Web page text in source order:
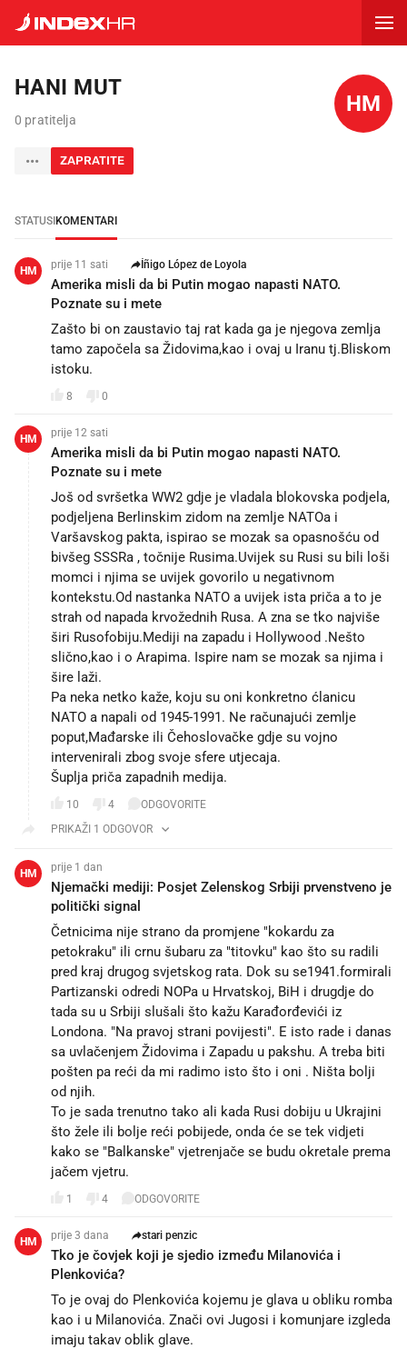
HANI MUT
0 pratitelja
ZAPRATITE
HM
STATUSI KOMENTARI
HM prije 11 sati Íñigo López de Loyola
Amerika misli da bi Putin mogao napasti NATO.
Poznate su i mete
Zašto bi on zaustavio taj rat kada ga je njegova zemlja
tamo započela sa Židovima,kao i ovaj u Iranu tj.Bliskom
istoku.
8 0
HM prije 12 sati
Amerika misli da bi Putin mogao napasti NATO.
Poznate su i mete
Još od svršetka WW2 gdje je vladala blokovska podjela,
podjeljena Berlinskim zidom na zemlje NATOa i
Varšavskog pakta, ispirao se mozak sa opasnošću od
bivšeg SSSRa , točnije Rusima.Uvijek su Rusi su bili loši
momci i njima se uvijek govorilo u negativnom
kontekstu.Od nastanka NATO a uvijek ista priča a to je
strah od napada krvožednih Rusa. A zna se tko najviše
širi Rusofobiju.Mediji na zapadu i Hollywood .Nešto
slično,kao i o Arapima. Ispire nam se mozak sa njima i
šire laži.
Pa neka netko kaže, koju su oni konkretno ćlanicu
NATO a napali od 1945-1991. Ne računajući zemlje
poput,Mađarske ili Čehoslovačke gdje su vojno
intervenirali zbog svoje sfere utjecaja.
Šuplja priča zapadnih medija.
10 4
ODGOVORITE
PRIKAŽI 1 ODGOVOR
HM prije 1 dan
Njemački mediji: Posjet Zelenskog Srbiji prvenstveno je
politički signal
Četnicima nije strano da promjene "kokardu za
petokraku" ili crnu šubaru za "titovku" kao što su radili
pred kraj drugog svjetskog rata. Dok su se1941.formirali
Partizanski odredi NOPa u Hrvatskoj, BiH i drugdje do
tada su u Srbiji slušali što kažu Karađorđevići iz
Londona. "Na pravoj strani povijesti". E isto rade i danas
sa uvlačenjem Židovima i Zapadu u pakshu. A treba biti
pošten pa reći da mi radimo isto što i oni . Ništa bolji
od njih.
To je sada trenutno tako ali kada Rusi dobiju u Ukrajini
što žele ili bolje reći pobijede, onda će se tek vidjeti
kako se "Balkanske" vjetrenjače se budu okretale prema
jačem vjetru.
1 4 ODGOVORITE
HM prije 3 dana stari penzic
Tko je čovjek koji je sjedio između Milanovića i
Plenkovića?
To je ovaj do Plenkovića kojemu je glava u obliku romba
kao i u Milanovića. Znači ovi Jugosi i komunjare izgleda
imaju takav oblik glave.